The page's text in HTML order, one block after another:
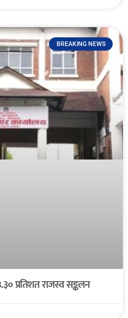
BREAKING NEWS
प्रतिशत राजस्व सङ्कलन